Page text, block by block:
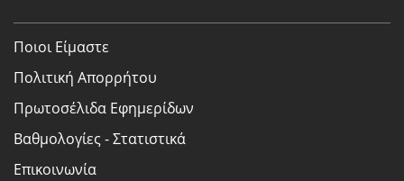
Ποιοι Είμαστε
Πολιτική Απορρήτου
Πρωτοσέλιδα Εφημερίδων
Βαθμολογίες - Στατιστικά
Επικοινωνία